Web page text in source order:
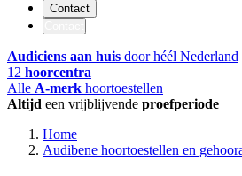
Contact
Audiciens aan huis door héél Nederland
12 hoorcentra
Alle A-merk hoortoestellen
Altijd een vrijblijvende proefperiode
Home
Audibene hoortoestellen en